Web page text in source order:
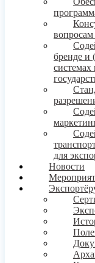
вопросам
бренде и
для
Новости